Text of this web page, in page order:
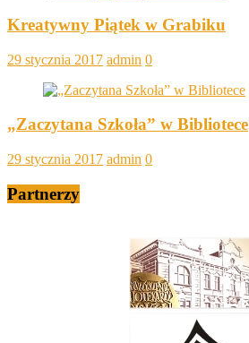
Kreatywny Piątek w Grabiku
29 stycznia 2017 admin 0
„Zaczytana Szkoła” w Bibliotece
29 stycznia 2017 admin 0
Partnerzy